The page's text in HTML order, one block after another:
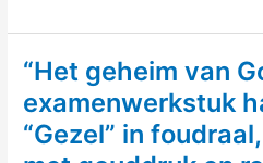
het
werken
bladgoud
“Het geheim van
examenwerkstuk
“Gezel” in